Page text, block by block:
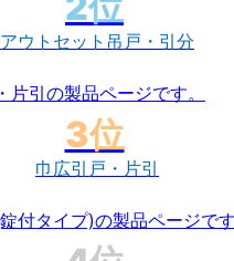
アウトセット吊戸・引分
巾広引戸・片引